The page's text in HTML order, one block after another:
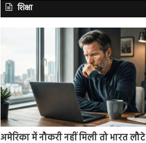
शिक्षा
अमेरिका में नौकरी नहीं मिली तो भारत लौटे